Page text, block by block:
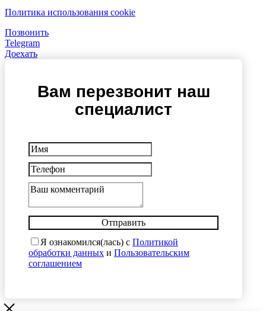
Политика использования cookie
Позвонить
Telegram
Доехать
Вам перезвонит наш
специалист
Отправить
Я ознакомился(лась) с Политикой
обработки данных и Пользовательским
соглашением